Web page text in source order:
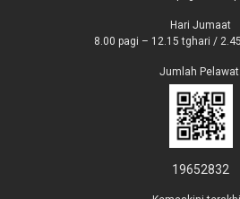
Hari Jumaat
8.00 pagi – 12.15 tghari /
Jumlah Pelawat:
19652832